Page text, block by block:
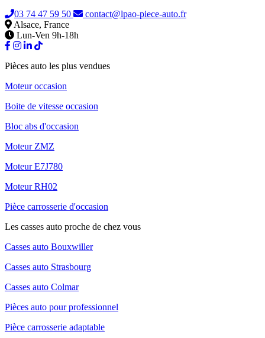
03 74 47 59 50
contact@lpao-piece-auto.fr
Alsace, France
Lun-Ven 9h-18h
Pièces auto les plus vendues
Moteur occasion
Boite de vitesse occasion
Bloc abs d'occasion
Moteur ZMZ
Moteur E7J780
Moteur RH02
Pièce carrosserie d'occasion
Les casses auto proche de chez vous
Casses auto Bouxwiller
Casses auto Strasbourg
Casses auto Colmar
Pièces auto pour professionnel
Pièce carrosserie adaptable